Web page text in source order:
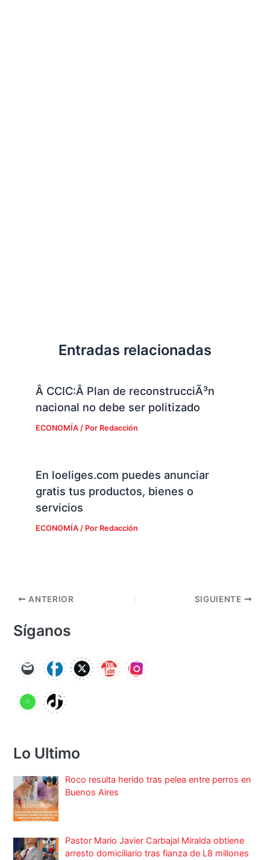
Entradas relacionadas
Â CCIC:Â Plan de reconstrucciÃ³n
nacional no debe ser politizado
ECONOMÍA/ Por Redacción
En loeliges.com puedes anunciar
gratis tus productos, bienes o
servicios
ECONOMÍA/ Por Redacción
ANTERIOR SIGUIENTE
Síganos
Lo Ultimo
Roco resulta herido tras pelea entre perros en
Buenos Aires
Pastor Mario Javier Carbajal Miralda obtiene
arresto domiciliario tras fianza de L8 millones